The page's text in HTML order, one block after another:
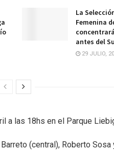
La
Femenina
antes del
29 JULIO,
a las 18hs en el Parque
(central), Roberto Sosa